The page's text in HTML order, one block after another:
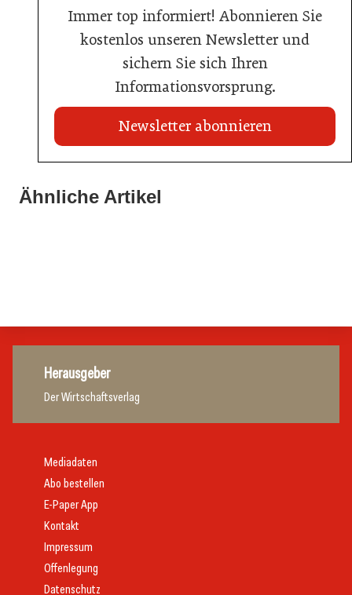
Immer top informiert! Abonnieren Sie
kostenlos unseren Newsletter und
sichern Sie sich Ihren
Informationsvorsprung.
Newsletter abonnieren
Ähnliche Artikel
Travel Start-up Night 2026: Beste Tourismus-Idee
20. Juli 2026
Herausgeber
Der Wirtschaftsverlag
Mediadaten
Abo bestellen
E-Paper App
Kontakt
Impressum
Offenlegung
Datenschutz